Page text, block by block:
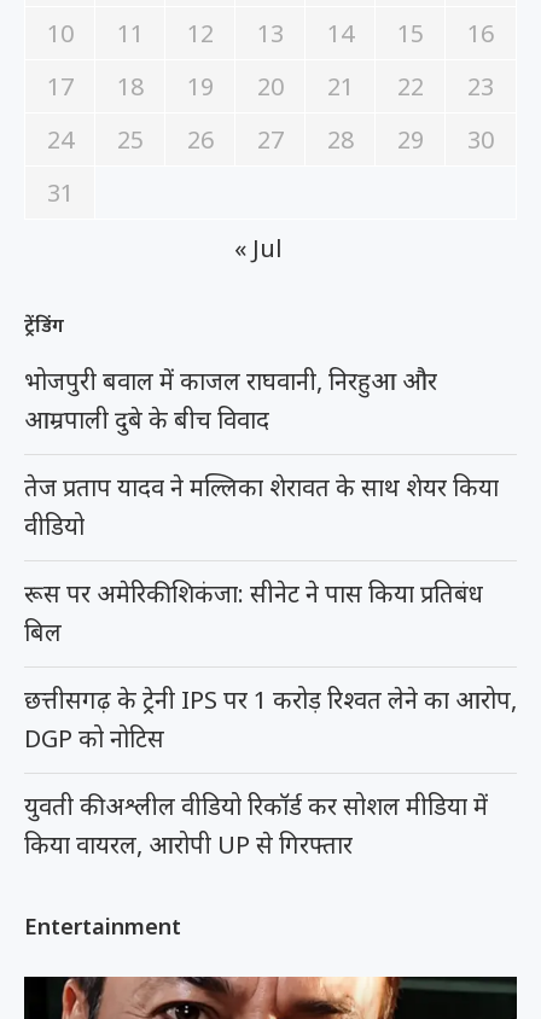
10
11 12 13 14 15
16
17
18 19 20 21 22
23
24
25 26 27 28 29
30
31
« Jul
ट्रेंडिंग
भोजपुरी बवाल में काजल राघवानी, निरहुआ और
आम्रपाली दुबे के बीच विवाद
तेज प्रताप यादव ने मल्लिका शेरावत के साथ शेयर किया
वीडियो
रूस पर अमेरिकी शिकंजा: सीनेट ने पास किया प्रतिबंध
बिल
छत्तीसगढ़ के ट्रेनी IPS पर 1 करोड़ रिश्वत लेने का आरोप,
DGP को नोटिस
युवती की अश्लील वीडियो रिकॉर्ड कर सोशल मीडिया में
किया वायरल, आरोपी UP से गिरफ्तार
Entertainment